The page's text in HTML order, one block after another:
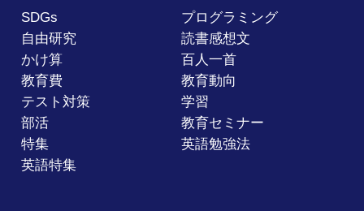
SDGs
プログラミング
自由研究
読書感想文
かけ算
百人一首
教育費
教育動向
テスト対策
学習
部活
教育セミナー
特集
英語勉強法
英語特集